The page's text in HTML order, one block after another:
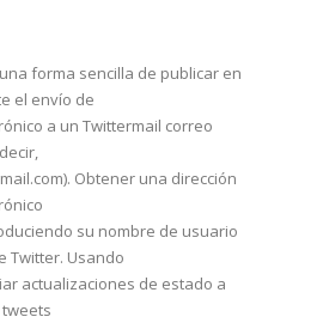
forma sencilla de publicar en
el envío de
a un Twittermail correo
Obtener una dirección
su nombre de usuario
Twitter. Usando
actualizaciones de estado a